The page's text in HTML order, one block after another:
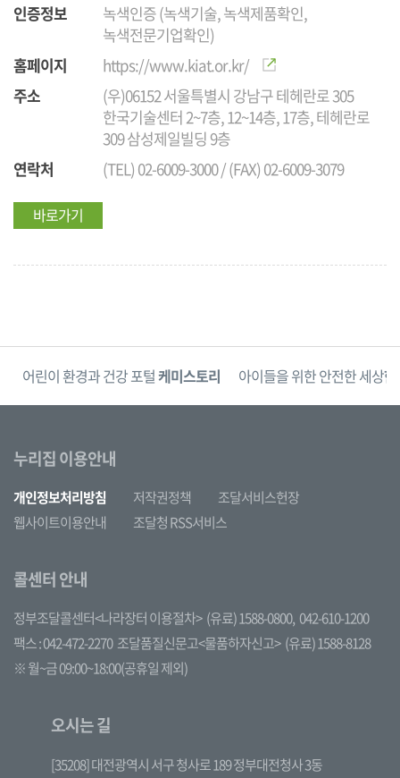
인증정보
녹색인증 (녹색기술, 녹색제품확인,
녹색전문기업확인)
홈페이지
https://www.kiat.or.kr/
주소
(우)06152 서울특별시 강남구 테헤란로 305
한국기술센터 2~7층, 12~14층, 17층, 테헤란로
309 삼성제일빌딩 9층
연락처
(TEL) 02-6009-3000 / (FAX) 02-6009-3079
바로가기
어린이 환경과 건강 포털케미스토리 아이들을 위한 안전한 세상
누리집 이용안내
개인정보처리방침 저작권정책
조달서비스헌장
웹사이트이용안내
조달청 RSS서비스
콜센터 안내
정부조달콜센터<나라장터 이용절차> (유료) 1588-0800, 042-610-1200
팩스 : 042-472-2270 조달품질신문고<물품하자신고> (유료) 1588-8128
※ 월~금 09:00~18:00(공휴일 제외)
오시는 길
[35208] 대전광역시 서구 청사로 189 정부대전청사 3동